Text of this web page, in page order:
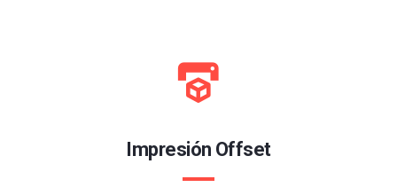
Impresión Offset